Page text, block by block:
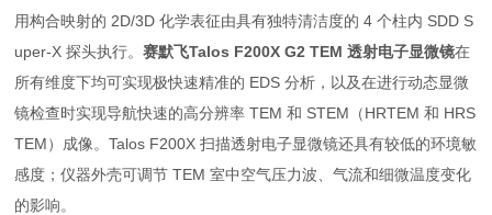
用构合映射的 2D/3D 化学表征由具有独特清洁度的 4 个柱内 SDD S
uper-X 探头执行。赛默飞Talos F200X G2 TEM 透射电子显微镜在
所有维度下均可实现极快速精准的 EDS 分析，以及在进行动态显微
镜检查时实现导航快速的高分辨率 TEM 和 STEM（HRTEM 和 HRS
TEM）成像。Talos F200X 扫描透射电子显微镜还具有较低的环境敏
感度；仪器外壳可调节 TEM 室中空气压力波、气流和细微温度变化
的影响。